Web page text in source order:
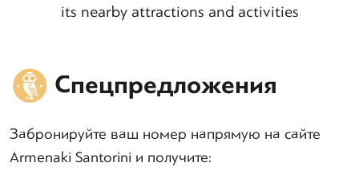
its nearby attractions and activities
Спецпредложения
Забронируйте ваш номер напрямую на сайте
Armenaki Santorini и получите: